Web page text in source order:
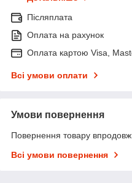
Післяплата
Оплата на рахунок
Оплата картою Visa,
Всі умови оплати
Умови повернення
Повернення товару
Всі умови повернення